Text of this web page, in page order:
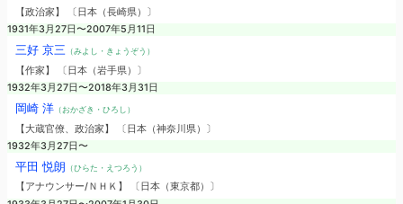
【政治家】 〔日本（長崎県）〕
1931年3月27日〜2007年5月11日
三好 京三 （みよし・きょうぞう）
【作家】 〔日本（岩手県）〕
1932年3月27日〜2018年3月31日
岡崎 洋（おかざき・ひろし）
【大蔵官僚、政治家】 〔日本（神奈川県）〕
1932年3月27日〜
平田 悦朗 （ひらた・えつろう）
【アナウンサー/ＮＨＫ】 〔日本（東京都）〕